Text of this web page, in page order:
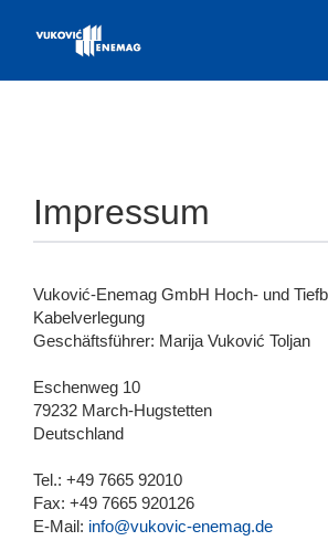
Inhalt
Impressum
Vuković-Enemag GmbH Hoch- und
Kabelverlegung
Geschäftsführer: Marija Vuković Toljan
Eschenweg 10
79232 March-Hugstetten
Deutschland
Tel.: +49 7665 92010
Fax: +49 7665 920126
E-Mail: info@vukovic-enemag.de